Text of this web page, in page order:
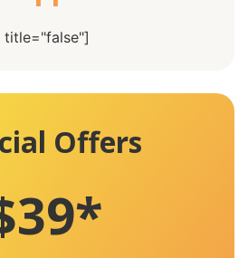
Offers